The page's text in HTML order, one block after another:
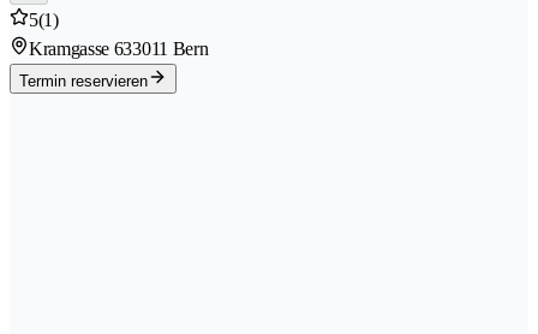
5(1)
Kramgasse 633011 Bern
Termin reservieren